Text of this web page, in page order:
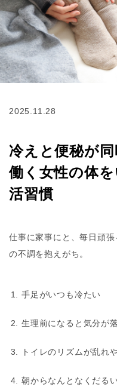
2025.11.28
冷えと便秘が
働く女性の体
活習慣
仕事に家事にと、毎日頑
の不調を抱えがち。
手足がいつも冷たい
生理前になると気分が
トイレのリズムが乱れ
朝からなんとなくだる